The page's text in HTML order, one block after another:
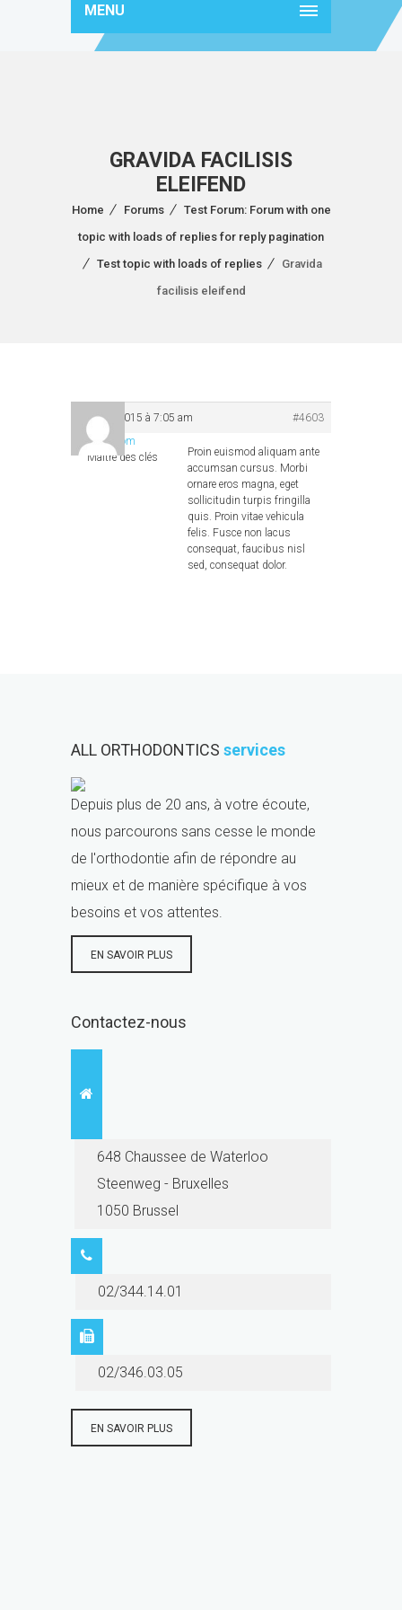
MENU
GRAVIDA FACILISIS
ELEIFEND
Home Forums
Test Forum: Forum with one
topic with loads of replies for reply pagination
Test topic with loads of replies
Gravida
facilisis eleifend
juillet 3, 2015 à 7:05 am
#4603
A2Com
Maître des clés
Proin euismod aliquam ante
accumsan cursus. Morbi
ornare eros magna, eget
sollicitudin turpis fringilla
quis. Proin vitae vehicula
felis. Fusce non lacus
consequat, faucibus nisl
sed, consequat dolor.
ALL ORTHODONTICS services
Depuis plus de 20 ans, à votre écoute,
nous parcourons sans cesse le monde
de l'orthodontie afin de répondre au
mieux et de manière spécifique à vos
besoins et vos attentes.
EN SAVOIR PLUS
Contactez-nous
648 Chaussee de Waterloo
Steenweg - Bruxelles
1050 Brussel
02/344.14.01
02/346.03.05
EN SAVOIR PLUS